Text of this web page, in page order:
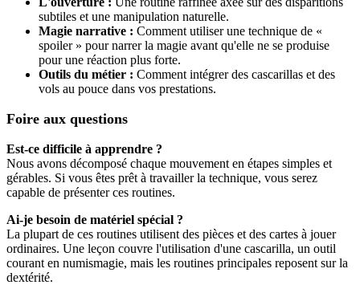
subtiles et une manipulation naturelle.
Magie narrative : Comment utiliser une technique de «
spoiler » pour narrer la magie avant qu'elle ne se produise
pour une réaction plus forte.
Outils du métier : Comment intégrer des cascarillas et des
vols au pouce dans vos prestations.
Foire aux questions
Est-ce difficile à apprendre ?
Nous avons décomposé chaque mouvement en étapes simples et
gérables. Si vous êtes prêt à travailler la technique, vous serez
capable de présenter ces routines.
Ai-je besoin de matériel spécial ?
La plupart de ces routines utilisent des pièces et des cartes à jouer
ordinaires. Une leçon couvre l'utilisation d'une cascarilla, un outil
courant en numismagie, mais les routines principales reposent sur la
dextérité.